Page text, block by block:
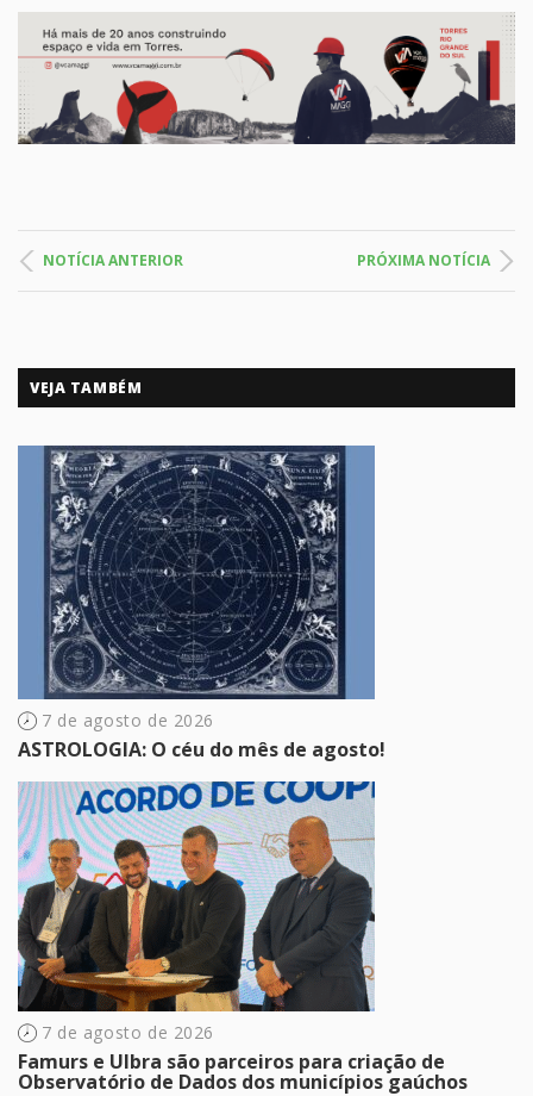
NOTÍCIA ANTERIOR PRÓXIMA NOTÍCIA
VEJA TAMBÉM
7 de agosto de 2026
ASTROLOGIA: O céu do mês de agosto!
7 de agosto de 2026
Famurs e Ulbra são parceiros para criação de
Observatório de Dados dos municípios gaúchos